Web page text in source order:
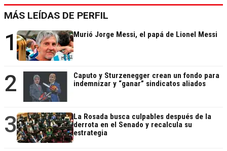
MÁS LEÍDAS DE PERFIL
1 Murió Jorge Messi, el papá de Lionel Messi
2
Caputo y Sturzenegger crean un fondo para
indemnizar y “ganar” sindicatos aliados
3
La Rosada busca culpables después de la
derrota en el Senado y recalcula su
estrategia